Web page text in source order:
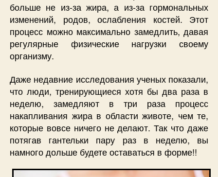
больше не из-за жира, а из-за гормональных
изменений, родов, ослабления костей. Этот
процесс можно максимально замедлить, давая
регулярные физические нагрузки своему
организму.
Даже недавние исследования ученых показали,
что люди, тренирующиеся хотя бы два раза в
неделю, замедляют в три раза процесс
накапливания жира в области животе, чем те,
которые вовсе ничего не делают. Так что даже
потягав гантельки пару раз в неделю, вы
намного дольше будете оставаться в форме!!